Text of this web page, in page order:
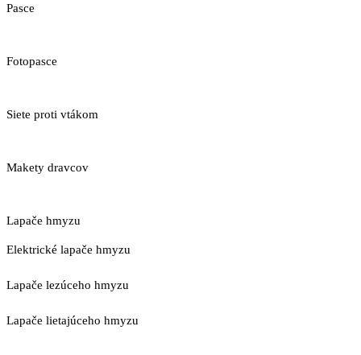
Pasce
Fotopasce
Siete proti vtákom
Makety dravcov
Lapače hmyzu
Elektrické lapače hmyzu
Lapače lezúceho hmyzu
Lapače lietajúceho hmyzu